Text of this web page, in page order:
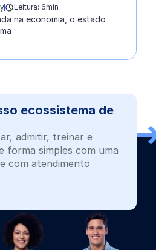
Leitura: 6min
na economia, o estado
ecossistema de
admitir, treinar e
forma simples com uma
com atendimento